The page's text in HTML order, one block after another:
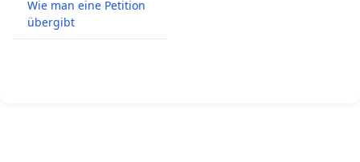
Wie man eine Petition
übergibt